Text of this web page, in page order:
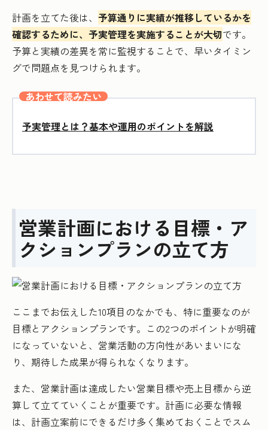
計画を立てた後は、 予算通りに実績が推移しているかを
確認するために、予実管理を実施することが大切です。
予算と実績の差異を常に監視することで、早いタイミン
グで問題点を見つけられます。
あわせて読みたい
予実管理とは？基本や運用のポイントを解説
営業計画における目標・ア
クションプランの立て方
ここまでお伝えした10項目のなかでも、特に重要なのが
目標とアクションプランです。この2つのポイントが明確
になっていないと、営業活動の方向性があいまいにな
り、期待した成果が得られなくなります。
また、営業計画は達成したい営業目標や売上目標から逆
算して立てていくことが重要です。計画に必要な情報
は、計画立案前にできるだけ多く集めておくことでスム